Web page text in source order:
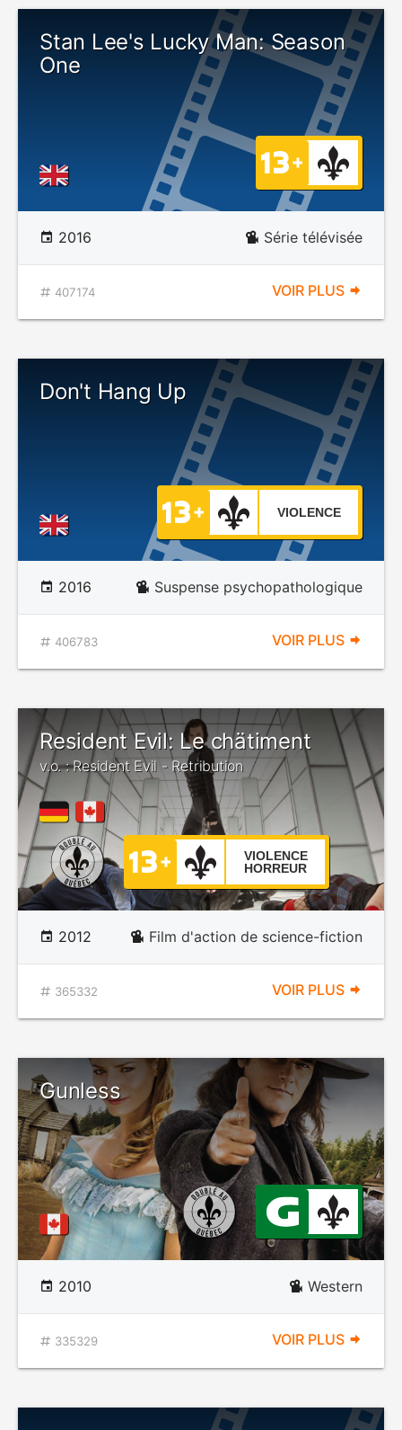
Stan Lee's Lucky Man: Season
One
2016 Série télévisée
407174 VOIR PLUS
Don't Hang Up
VIOLENCE
2016 Suspense psychopathologique
406783 VOIR PLUS
Resident Evil: Le chätiment
v.o. : Resident Evil - Retribution
VIOLENCE
HORREUR
2012 Film d'action de science-fiction
365332 VOIR PLUS
Gunless
2010 Western
335329 VOIR PLUS